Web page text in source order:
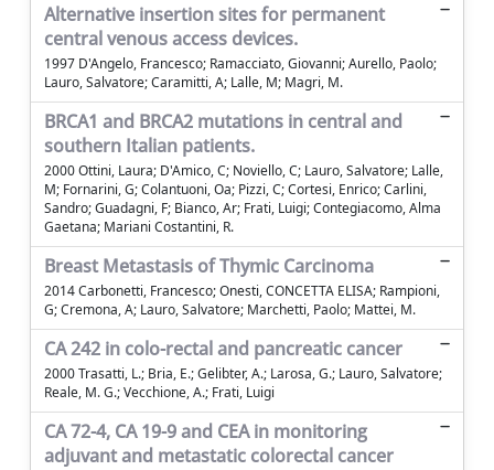
Alternative insertion sites for permanent
central venous access devices.
1997 D'Angelo, Francesco; Ramacciato, Giovanni; Aurello, Paolo;
Lauro, Salvatore; Caramitti, A; Lalle, M; Magri, M.
BRCA1 and BRCA2 mutations in central and
southern Italian patients.
2000 Ottini, Laura; D'Amico, C; Noviello, C; Lauro, Salvatore; Lalle,
M; Fornarini, G; Colantuoni, Oa; Pizzi, C; Cortesi, Enrico; Carlini,
Sandro; Guadagni, F; Bianco, Ar; Frati, Luigi; Contegiacomo, Alma
Gaetana; Mariani Costantini, R.
Breast Metastasis of Thymic Carcinoma
2014 Carbonetti, Francesco; Onesti, CONCETTA ELISA; Rampioni,
G; Cremona, A; Lauro, Salvatore; Marchetti, Paolo; Mattei, M.
CA 242 in colo-rectal and pancreatic cancer
2000 Trasatti, L.; Bria, E.; Gelibter, A.; Larosa, G.; Lauro, Salvatore;
Reale, M. G.; Vecchione, A.; Frati, Luigi
CA 72-4, CA 19-9 and CEA in monitoring
adjuvant and metastatic colorectal cancer